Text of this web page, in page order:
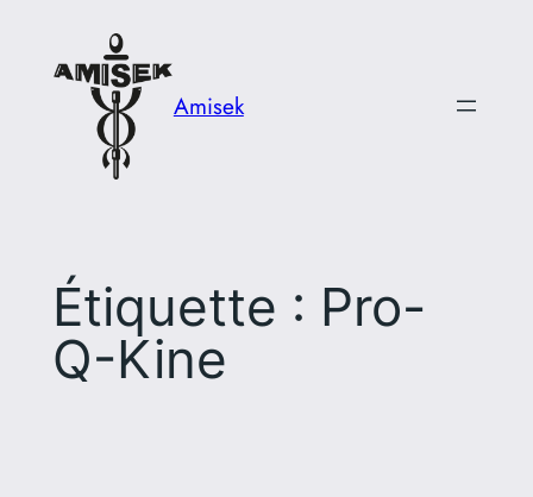
Amisek
Étiquette : Pro-
Q-Kine